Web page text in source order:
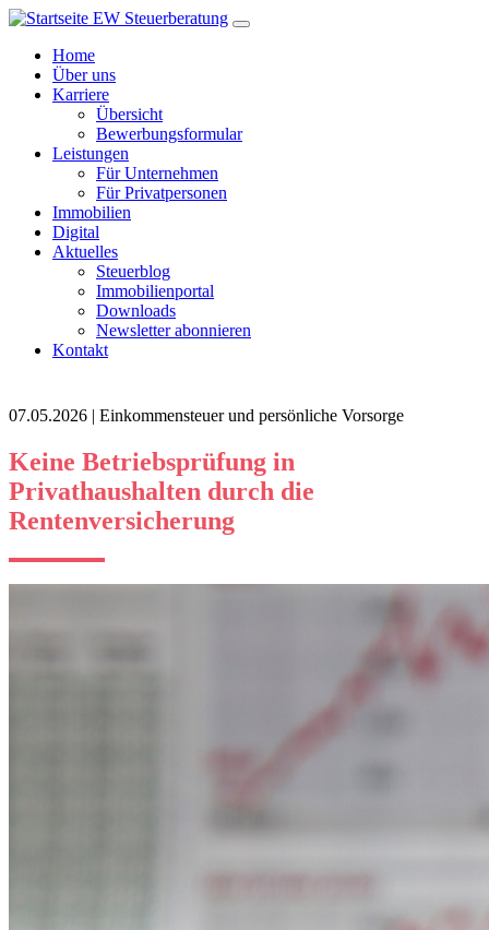
Home
Über uns
Karriere
Übersicht
Bewerbungsformular
Leistungen
Für Unternehmen
Für Privatpersonen
Immobilien
Digital
Aktuelles
Steuerblog
Immobilienportal
Downloads
Newsletter abonnieren
Kontakt
07.05.2026 | Einkommensteuer und persönliche Vorsorge
Keine Betriebsprüfung in
Privathaushalten durch die
Rentenversicherung